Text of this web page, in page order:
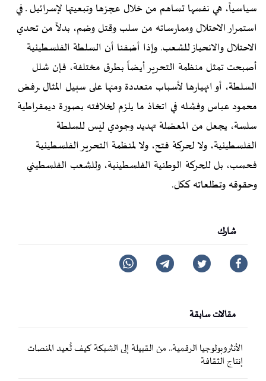
سياسياً، هي نفسها تساهم من خلال عجزها وتبعيتها لإسرائيل ـ في
استمرار الاحتلال وممارساته من سلب وقتل وضم، بدلاً من تحدي
الاحتلال والانحياز للشعب. وإذا أضفنا أن السلطة الفلسطينية
أصبحت تمثل منظمة التحرير أيضاً بطرق مختلفة، فإن شلل
السلطة، أو انهيارها لأسباب متعددة ومنها على سبيل المثال ـرفض
محمود عباس وفشله في اتخاذ ما يلزم لخلافته بصورة ديمقراطية
سلسة، يجعل من المعضلة تهديد وجودي ليس للسلطة
الفلسطينية، ولا لحركة فتح، ولا لمنظمة التحرير الفلسطينية
فحسب، بل للحركة الوطنية الفلسطينية، وللشعب الفلسطيني
وحقوقه وتطلعاته ككل.
شارك
مقالات سابقة
الأنثروبولوجيا الرقمية.. من القبيلة إلى الشبكة كيف تُعيد المنصات
إنتاج الثقافة